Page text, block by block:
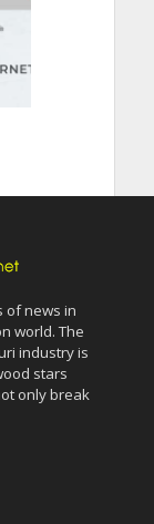
of news in
world. The
industry is
stars
only break